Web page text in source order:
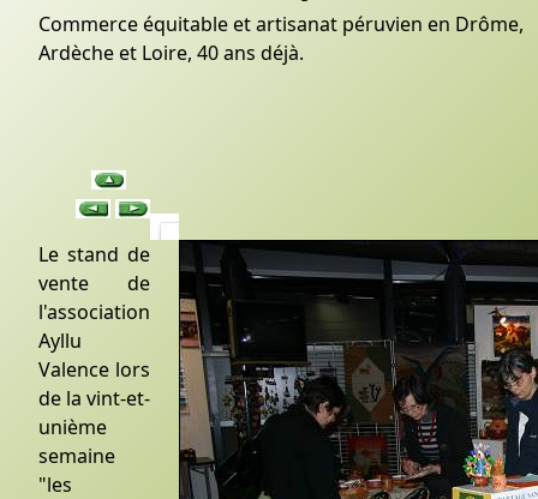
Commerce équitable et artisanat péruvien en Drôme,
Ardèche et Loire, 40 ans déjà.
Le stand de
vente de
l'association
Ayllu
Valence lors
de la vint-et-
unième
semaine
"les